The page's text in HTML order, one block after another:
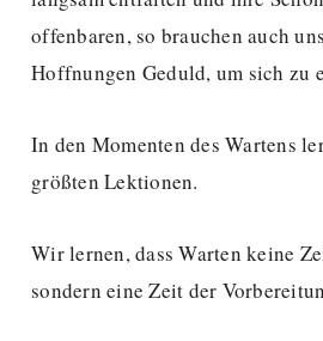
offenbaren, so brauchen auch
Hoffnungen Geduld, um sich zu
In den Momenten des Wartens
größten Lektionen.
Wir lernen, dass Warten keine
sondern eine Zeit der